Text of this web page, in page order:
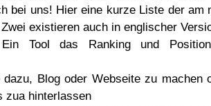
bei uns! Hier eine kurze Liste der am
existieren auch in englischer
Tool das Ranking und
Blog oder Webseite zu machen
zua hinterlassen